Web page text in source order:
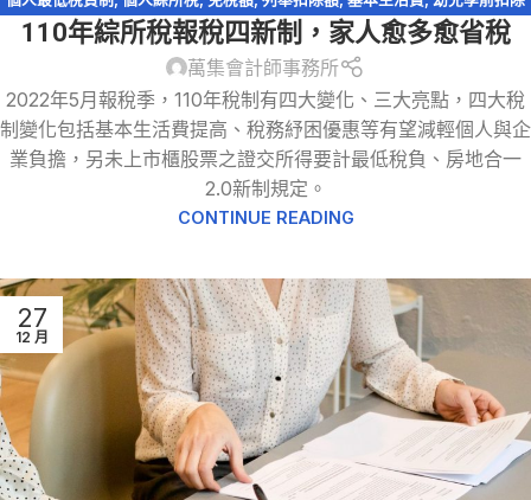
,扶養親屬扣除額 ,捐贈,教育學費特別扣除額 標準扣除額,稅務法規,綜所稅
免稅額,綜所稅身心障礙扣除額,股利收入
110年綜所稅報稅四新制，家人愈多愈省稅
萬集會計師事務所
2022年5月報稅季，110年稅制有四大變化、三大亮點，四大稅
制變化包括基本生活費提高、稅務紓困優惠等有望減輕個人與企
業負擔，另未上市櫃股票之證交所得要計最低稅負、房地合一
2.0新制規定。
CONTINUE READING
27
12 月